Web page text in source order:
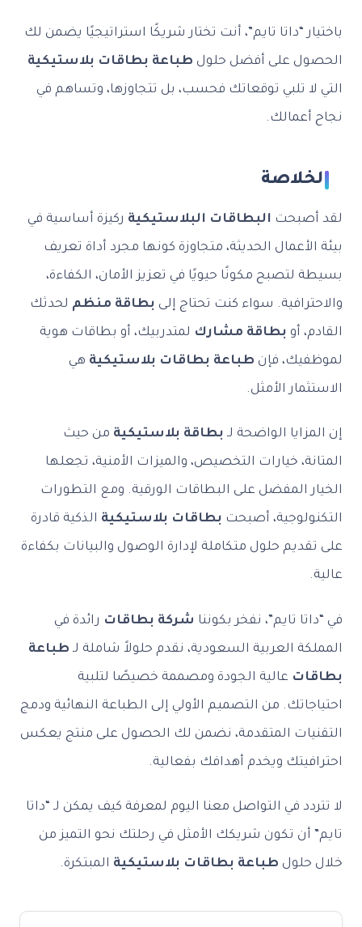
باختيار “داتا تايم”، أنت تختار شريكًا استراتيجيًا يضمن لك
الحصول على أفضل حلول طباعة بطاقات بلاستيكية
التي لا تلبي توقعاتك فحسب، بل تتجاوزها، وتساهم في
نجاح أعمالك.
الخلاصة
لقد أصبحت البطاقات البلاستيكية ركيزة أساسية في
بيئة الأعمال الحديثة، متجاوزة كونها مجرد أداة تعريف
بسيطة لتصبح مكونًا حيويًا في تعزيز الأمان، الكفاءة،
والاحترافية. سواء كنت تحتاج إلى بطاقة منظم لحدثك
القادم، أو بطاقة مشارك لمتدربيك، أو بطاقات هوية
لموظفيك، فإن طباعة بطاقات بلاستيكية هي
الاستثمار الأمثل.
إن المزايا الواضحة لـ بطاقة بلاستيكية من حيث
المتانة، خيارات التخصيص، والميزات الأمنية، تجعلها
الخيار المفضل على البطاقات الورقية. ومع التطورات
التكنولوجية، أصبحت بطاقات بلاستيكية الذكية قادرة
على تقديم حلول متكاملة لإدارة الوصول والبيانات بكفاءة
عالية.
في “داتا تايم”، نفخر بكوننا شركة بطاقات رائدة في
المملكة العربية السعودية، نقدم حلولاً شاملة لـ طباعة
بطاقات عالية الجودة ومصممة خصيصًا لتلبية
احتياجاتك. من التصميم الأولي إلى الطباعة النهائية ودمج
التقنيات المتقدمة، نضمن لك الحصول على منتج يعكس
احترافيتك ويخدم أهدافك بفعالية.
لا تتردد في التواصل معنا اليوم لمعرفة كيف يمكن لـ “داتا
تايم” أن تكون شريكك الأمثل في رحلتك نحو التميز من
خلال حلول طباعة بطاقات بلاستيكية المبتكرة.